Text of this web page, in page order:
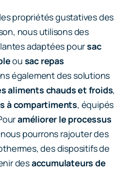
propriétés gustatives des
nous utilisons des
adaptées poursac
ou sac repas
également des solutions
aliments chauds et froids,
à compartiments, équipés
améliorer le processus
pourrons rajouter des
des dispositifs de
desaccumulateurs de